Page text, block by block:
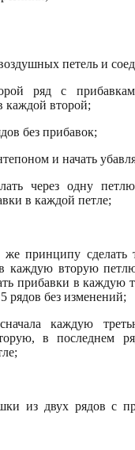
петель и
ряд с
каждой второй;
без прибавок;
и начать
через одну
в каждой петле;
принципу сделать
каждую вторую
прибавки в каждую
рядов без изменений;
сначала каждую
в последнем
из двух рядов с